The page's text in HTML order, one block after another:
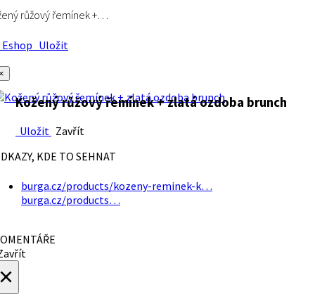
růžový řemínek +…
Uložit
Kožený růžový řemínek + zlatá ozdoba brunch
Uložit Zavřít
KDE TO SEHNAT
burga.cz/products/kozeny-reminek-k…
burga.cz/products…